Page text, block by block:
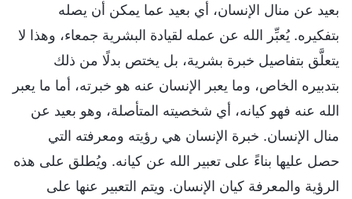
بعيد عن منال الإنسان، أي بعيد عما يمكن أن يصله
بتفكيره. يُعبِّر الله عن عمله لقيادة البشرية جمعاء، وهذا لا
يتعلَّق بتفاصيل خبرة بشرية، بل يختص بدلًا من ذلك
بتدبيره الخاص، وما يعبر الإنسان عنه هو خبرته، أما ما يعبر
الله عنه فهو كيانه، أي شخصيته المتأصلة، وهو بعيد عن
منال الإنسان. خبرة الإنسان هي رؤيته ومعرفته التي
حصل عليها بناءً على تعبير الله عن كيانه. ويُطلق على هذه
الرؤية والمعرفة كيان الإنسان. ويتم التعبير عنها على